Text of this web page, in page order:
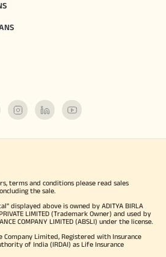
terms and conditions please read sales
the sale.
displayed above is owned by ADITYA BIRLA
PRIVATE LIMITED (Trademark Owner) and used by
COMPANY LIMITED (ABSLI) under the license.
Company Limited, Registered with Insurance
of India (IRDAI) as Life Insurance